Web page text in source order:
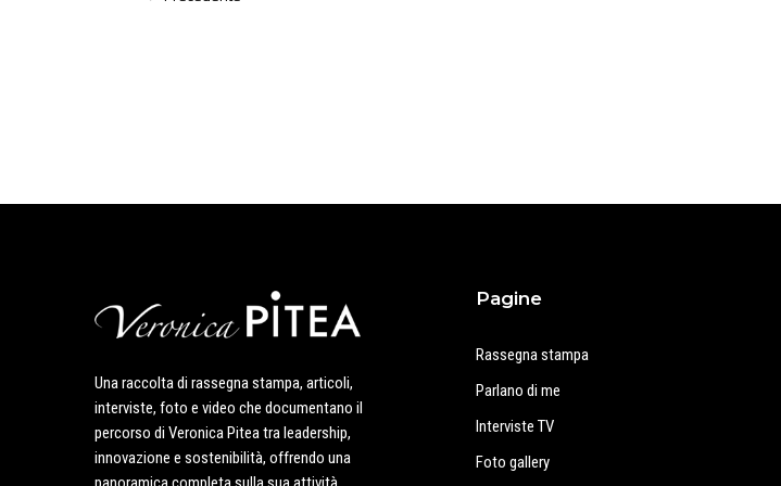
Una raccolta di rassegna stampa, articoli,
interviste, foto e video che documentano il
percorso di Veronica Pitea tra leadership,
innovazione e sostenibilità, offrendo una
Pagine
Rassegna stampa
Parlano di me
Interviste TV
Foto gallery